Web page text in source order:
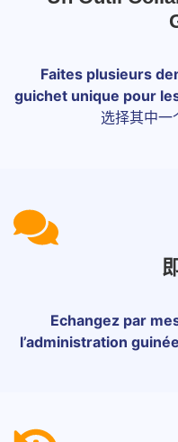
Faites plusieurs
guichet unique pour
选择其中一
Echangez par
l’administration